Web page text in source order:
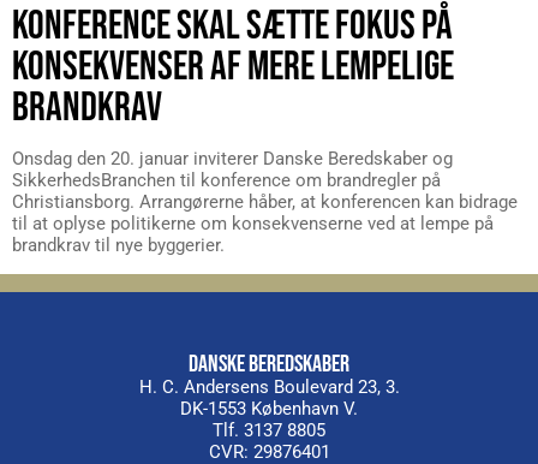
KONFERENCE SKAL SÆTTE FOKUS PÅ
KONSEKVENSER AF MERE LEMPELIGE
BRANDKRAV
Onsdag den 20. januar inviterer Danske Beredskaber og
SikkerhedsBranchen til konference om brandregler på
Christiansborg. Arrangørerne håber, at konferencen kan bidrage
til at oplyse politikerne om konsekvenserne ved at lempe på
brandkrav til nye byggerier.
DANSKE BEREDSKABER
H. C. Andersens Boulevard 23, 3.
DK-1553 København V.
Tlf. 3137 8805
CVR: 29876401